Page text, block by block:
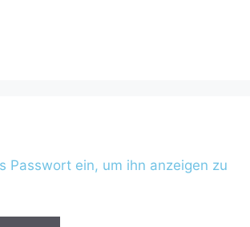
Passwort ein, um ihn anzeigen zu